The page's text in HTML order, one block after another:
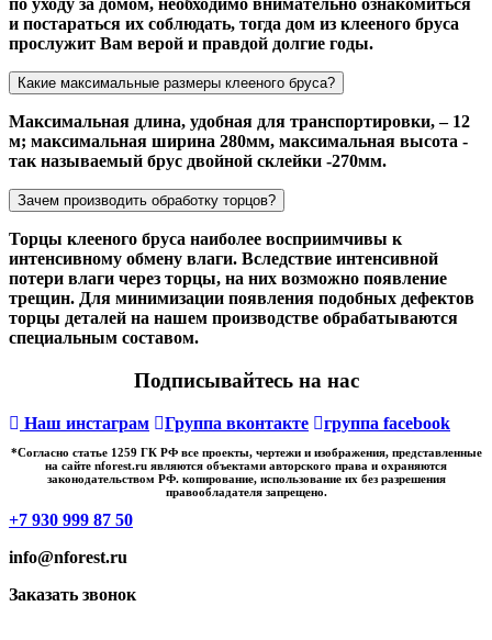
по уходу за домом, необходимо внимательно ознакомиться
и постараться их соблюдать, тогда дом из клееного бруса
прослужит Вам верой и правдой долгие годы.
Какие максимальные размеры клееного бруса?
Максимальная длина, удобная для транспортировки, – 12
м; максимальная ширина 280мм, максимальная высота -
так называемый брус двойной склейки -270мм.
Зачем производить обработку торцов?
Торцы клееного бруса наиболее восприимчивы к
интенсивному обмену влаги. Вследствие интенсивной
потери влаги через торцы, на них возможно появление
трещин. Для минимизации появления подобных дефектов
торцы деталей на нашем производстве обрабатываются
специальным составом.
Подписывайтесь на нас
Наш инстаграм Группа вконтакте группа facebook
*Cогласно статье 1259 ГК РФ все проекты, чертежи и изображения, представленные
на сайте nforest.ru являются объектами авторского права и охраняются
законодательством РФ. копирование, использование их без разрешения
правообладателя запрещено.
+7 930 999 87 50
info@nforest.ru
Заказать звонок